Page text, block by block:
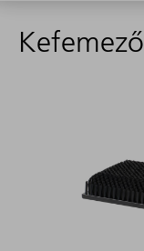
Kefemező